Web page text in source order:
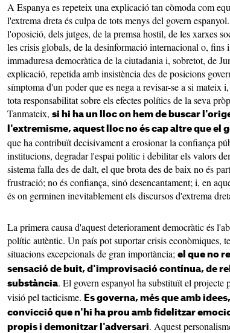
A Espanya es repeteix una explicació tan còmoda com
l'extrema dreta és culpa de tots menys del govern
l'oposició, dels jutges, de la premsa hostil, de les xarxes
les crisis globals, de la desinformació internacional o, fins
immaduresa democràtica de la ciutadania i, sobretot, de
explicació, repetida amb insistència des de posicions
símptoma d'un poder que es nega a revisar-se a si mateix
tota responsabilitat sobre els efectes polítics de la seva
Tanmateix, si hi ha un lloc on hem de buscar
l'extremisme, aquest lloc no és cap altre que el
que ha contribuït decisivament a erosionar la confiança
institucions, degradar l'espai polític i debilitar els valors
sistema falla des de dalt, el que brota des de baix no és
frustració; no és confiança, sinó desencantament; i, en
és on germinen inevitablement els discursos d'extrema
La primera causa d'aquest deteriorament democràtic és
polític autèntic. Un país pot suportar crisis econòmiques,
situacions excepcionals de gran importància; el que no
sensació de buit, d'improvisació contínua, de
substància. El govern espanyol ha substituït el projecte
visió pel tacticisme. Es governa, més que amb
convicció que n'hi ha prou amb fidelitzar
propis i demonitzar l'adversari. Aquest